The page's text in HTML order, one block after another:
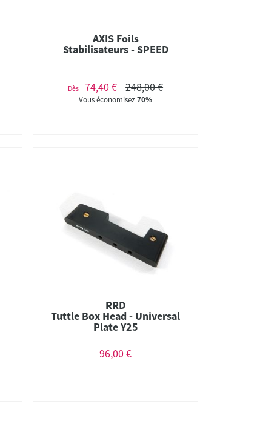
AXIS Foils
Stabilisateurs - SPEED
Dès 74,40 € 248,00 €
Vous économisez70%
RRD
Tuttle Box Head - Universal
Plate Y25
96,00 €